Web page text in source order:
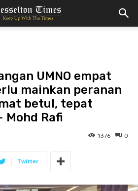
UMNO empat
mainkan peranan
betul, tepat
Mohd Rafi
0
1376
Twitter